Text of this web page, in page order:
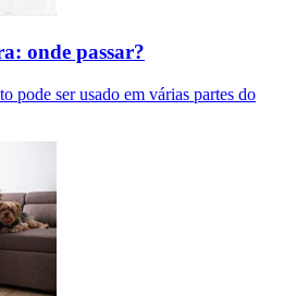
onde passar?
pode ser usado em várias partes do